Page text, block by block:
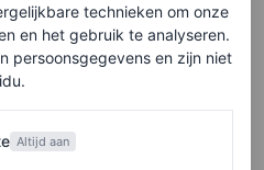
Een bericht gedeeld door 𝙏𝙤𝙢 𝘽𝙖𝙘𝙝𝙞𝙠 Nails (@tombachik)
technieken om onze
en het gebruik te analyseren.
persoonsgegevens en zijn niet
Altijd aan